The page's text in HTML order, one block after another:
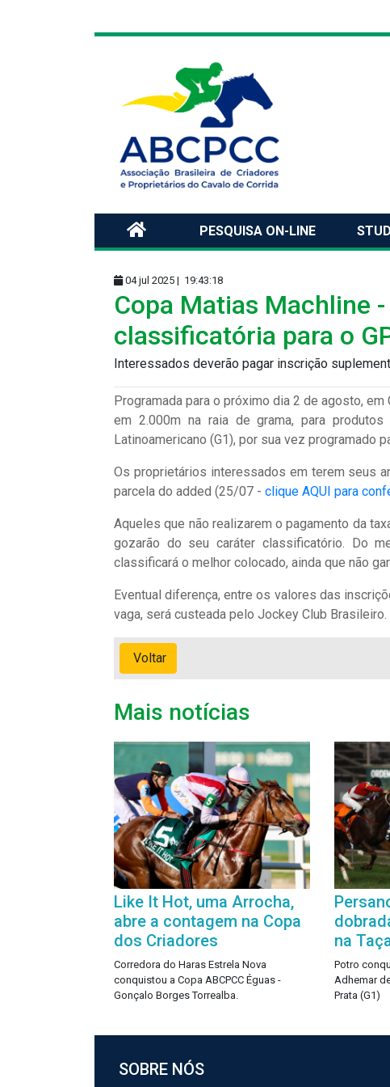
PESQUISA ON-LINE
04 jul 2025 | 19:43:18
Copa Matias Machline
classificatória para o
Interessados deverão pagar inscrição
Programada para o próximo dia 2 de agosto,
em 2.000m na raia de grama, para
Latinoamericano (G1), por sua vez programado
Os proprietários interessados em terem seus
parcela do added (25/07 - clique AQUI para
Aqueles que não realizarem o pagamento da
gozarão do seu caráter classificatório. Do
classificará o melhor colocado, ainda que não
Eventual diferença, entre os valores das
vaga, será custeada pelo Jockey Club Brasileiro.
Voltar
Mais notícias
Like It Hot, uma Arrocha,
abre a contagem na Copa
dos Criadores
Corredora do Haras Estrela Nova
conquistou a Copa ABCPCC Éguas -
Gonçalo Borges Torrealba.
na
Potro
Adhemar
Prata (G1)
SOBRE NÓS